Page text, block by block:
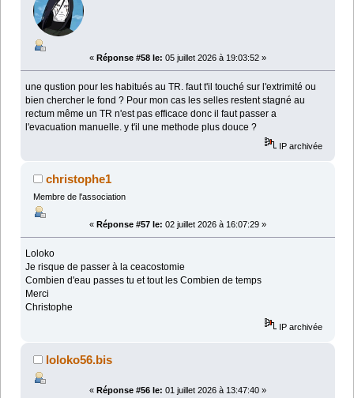
« Réponse #58 le: 05 juillet 2026 à 19:03:52 »
une qustion pour les habitués au TR. faut t'il touché sur l'extrimité ou
bien chercher le fond ? Pour mon cas les selles restent stagné au
rectum même un TR n'est pas efficace donc il faut passer a
l'evacuation manuelle. y t'il une methode plus douce ?
IP archivée
christophe1
Membre de l'association
« Réponse #57 le: 02 juillet 2026 à 16:07:29 »
Loloko
Je risque de passer à la ceacostomie
Combien d'eau passes tu et tout les Combien de temps
Merci
Christophe
IP archivée
loloko56.bis
« Réponse #56 le: 01 juillet 2026 à 13:47:40 »